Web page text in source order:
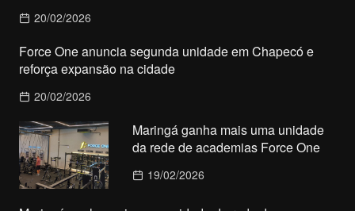
20/02/2026
Force One anuncia segunda unidade em Chapecó e
reforça expansão na cidade
20/02/2026
Maringá ganha mais uma unidade
da rede de academias Force One
19/02/2026